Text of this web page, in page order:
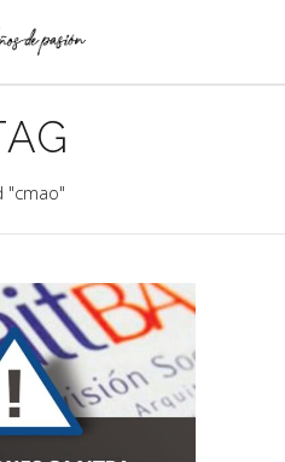
"cmao"